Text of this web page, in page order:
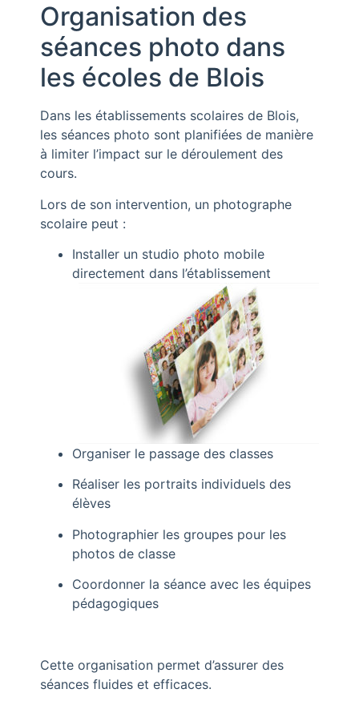
Organisation des
séances photo dans
les écoles de Blois
Dans les établissements scolaires de Blois,
les séances photo sont planifiées de manière
à limiter l’impact sur le déroulement des
cours.
Lors de son intervention, un photographe
scolaire peut :
Installer un studio photo mobile
directement dans l’établissement
Organiser le passage des classes
Réaliser les portraits individuels des
élèves
Photographier les groupes pour les
photos de classe
Coordonner la séance avec les équipes
pédagogiques
Cette organisation permet d’assurer des
séances fluides et efficaces.